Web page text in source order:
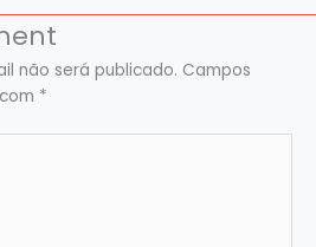
não será publicado. Campos
*